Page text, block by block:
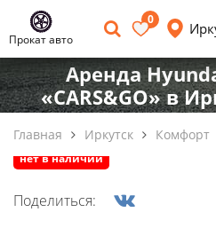
Прокат авто
0
Аренда
«CARS&GO» в
Главная Иркутск Комфорт
нет в наличии
Поделиться: